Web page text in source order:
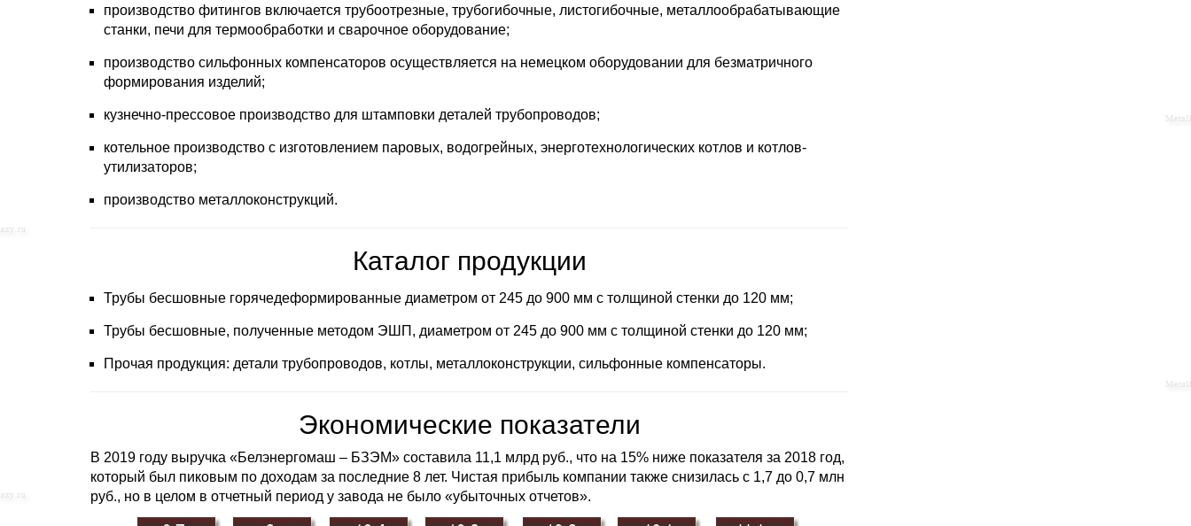
производство фитингов включается трубоотрезные, трубогибочные, листогибочные, металлообрабатывающие
станки, печи для термообработки и сварочное оборудование;
производство сильфонных компенсаторов осуществляется на немецком оборудовании для безматричного
формирования изделий;
кузнечно-прессовое производство для штамповки деталей трубопроводов;
котельное производство с изготовлением паровых, водогрейных, энерготехнологических котлов и котлов-
утилизаторов;
производство металлоконструкций.
Каталог продукции
Трубы бесшовные горячедеформированные диаметром от 245 до 900 мм с толщиной стенки до 120 мм;
Трубы бесшовные, полученные методом ЭШП, диаметром от 245 до 900 мм с толщиной стенки до 120 мм;
Прочая продукция: детали трубопроводов, котлы, металлоконструкции, сильфонные компенсаторы.
Экономические показатели
В 2019 году выручка «Белэнергомаш – БЗЭМ» составила 11,1 млрд руб., что на 15% ниже показателя за 2018 год,
который был пиковым по доходам за последние 8 лет. Чистая прибыль компании также снизилась с 1,7 до 0,7 млн
руб., но в целом в отчетный период у завода не было «убыточных отчетов».